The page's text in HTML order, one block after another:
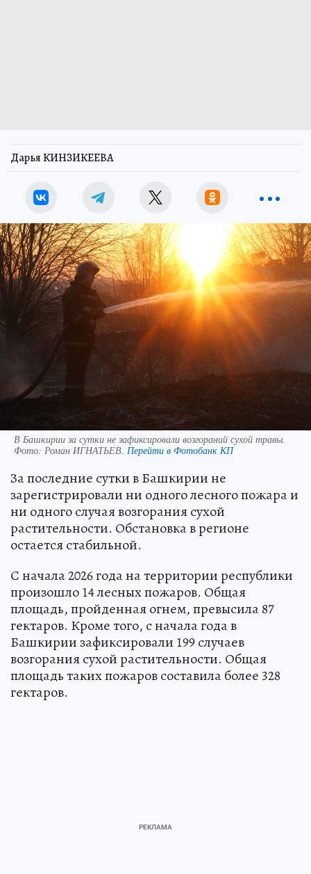
Дарья КИНЗИКЕЕВА
В Башкирии за сутки не зафиксировали возгораний сухой травы.
Фото: Роман ИГНАТЬЕВ. Перейти в Фотобанк КП
За последние сутки в Башкирии не
зарегистрировали ни одного лесного пожара и
ни одного случая возгорания сухой
растительности. Обстановка в регионе
остается стабильной.
С начала 2026 года на территории республики
произошло 14 лесных пожаров. Общая
площадь, пройденная огнем, превысила 87
гектаров. Кроме того, с начала года в
Башкирии зафиксировали 199 случаев
возгорания сухой растительности. Общая
площадь таких пожаров составила более 328
гектаров.